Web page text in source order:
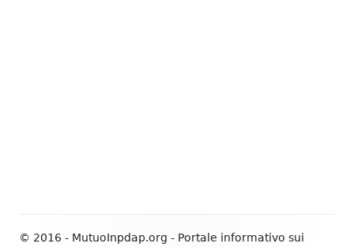
© 2016 - MutuoInpdap.org - Portale informativo sui